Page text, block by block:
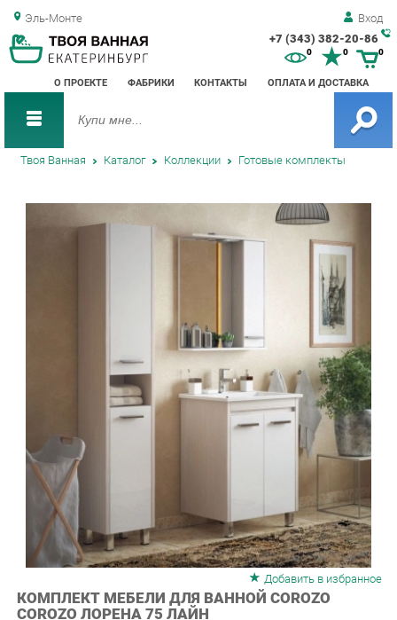
Эль-Монте Вход
+7 (343) 382-20-86
О ПРОЕКТЕ ФАБРИКИ КОНТАКТЫ ОПЛАТА И ДОСТАВКА
0 0
Твоя Ванная Каталог Коллекции Готовые комплекты
Добавить в избранное
КОМПЛЕКТ МЕБЕЛИ ДЛЯ ВАННОЙ COROZO
COROZO ЛОРЕНА 75 ЛАЙН
Фабрика мебели Corozoспециализируется на изготовлениимебели для